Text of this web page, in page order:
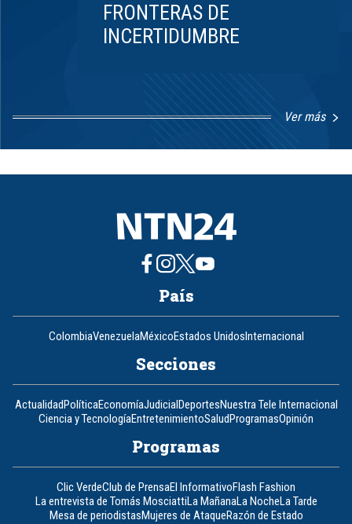
FRONTERAS DE
INCERTIDUMBRE
Ver más
1
8
País
ColombiaVenezuelaMéxicoEstados UnidosInternacional
Secciones
ActualidadPolíticaEconomíaJudicialDeportesNuestra Tele Internacional
Ciencia y TecnologíaEntretenimientoSaludProgramasOpinión
Programas
Clic VerdeClub de PrensaEl InformativoFlash Fashion
La entrevista de Tomás MosciattiLa MañanaLa NocheLa Tarde
Mesa de periodistasMujeres de AtaqueRazón de Estado